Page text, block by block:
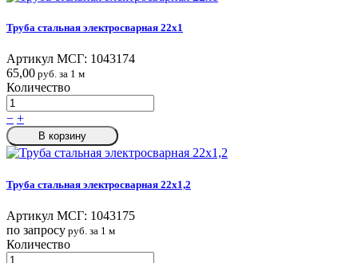
Труба стальная электросварная 22x1
Артикул МСГ: 1043174
65,00 руб. за 1 м
Количество
− +
В корзину
Труба стальная электросварная 22x1,2
Артикул МСГ: 1043175
по запросу руб. за 1 м
Количество